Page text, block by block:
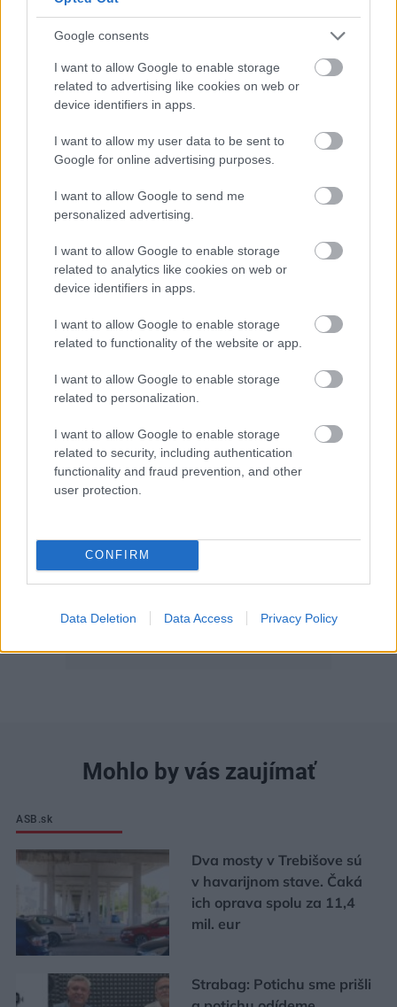
Google consents
I want to allow Google to enable storage
related to advertising like cookies on web or
device identifiers in apps.
I want to allow my user data to be sent to
Google for online advertising purposes.
I want to allow Google to send me
personalized advertising.
I want to allow Google to enable storage
related to analytics like cookies on web or
device identifiers in apps.
I want to allow Google to enable storage
related to functionality of the website or app.
I want to allow Google to enable storage
related to personalization.
I want to allow Google to enable storage
related to security, including authentication
functionality and fraud prevention, and other
user protection.
CONFIRM
Data Deletion Data Access Privacy Policy
Re: Takto sa rieši málo úložného miesta. V tomto byte
stačil jeden prvok | Môjdom.sk
Ale vždy, keď…
Re: Toto je najväčší mýtus pri ošetrení dreva a môže vás
clovek by cakal ze vysusene drahe drevo bolo predtym naparovane aby
sa zbavilo zarodkov skodcov...
Najnovšie časopisy
Môj dom 07-08/2026
Mohlo by vás zaujímať
ASB.sk
Dva mosty v Trebišove sú
v havarijnom stave. Čaká
ich oprava spolu za 11,4
mil. eur
Strabag: Potichu sme prišli